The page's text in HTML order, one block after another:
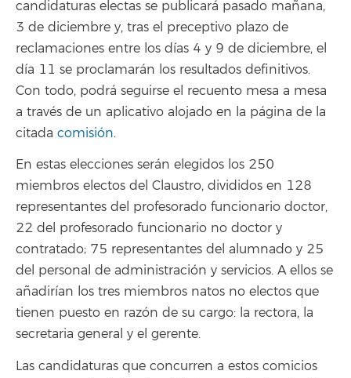
candidaturas electas se publicará pasado mañana,
3 de diciembre y, tras el preceptivo plazo de
reclamaciones entre los días 4 y 9 de diciembre, el
día 11 se proclamarán los resultados definitivos.
Con todo, podrá seguirse el recuento mesa a mesa
a través de un aplicativo alojado en la página de la
citada comisión.
En estas elecciones serán elegidos los 250
miembros electos del Claustro, divididos en 128
representantes del profesorado funcionario doctor,
22 del profesorado funcionario no doctor y
contratado; 75 representantes del alumnado y 25
del personal de administración y servicios. A ellos se
añadirían los tres miembros natos no electos que
tienen puesto en razón de su cargo: la rectora, la
secretaria general y el gerente.
Las candidaturas que concurren a estos comicios